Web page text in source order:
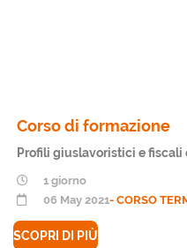
Corso di formazione
Profili giuslavoristici e fiscali
1 giorno
06 May 2021- CORSO
SCOPRI DI PIÙ